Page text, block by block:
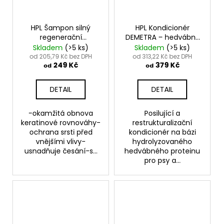
HPL Šampon silný
regenerační
REVITALISER
- Revitaliser Shampoo
Skladem (>5 ks)
od 205,79 Kč bez DPH
od 249 Kč
DETAIL
-okamžitá obnova
keratinové rovnováhy-
ochrana srsti před
vnějšími vlivy-
usnadňuje česání-s...
HPL Kondicionér
DEMETRA – hedvábný
protein - DEMETRA
CONDITIONER
Skladem (>5 ks)
od 313,22 Kč bez DPH
od 379 Kč
DETAIL
Posilující a
restrukturalizační
kondicionér na bázi
hydrolyzovaného
hedvábného proteinu
pro psy a...